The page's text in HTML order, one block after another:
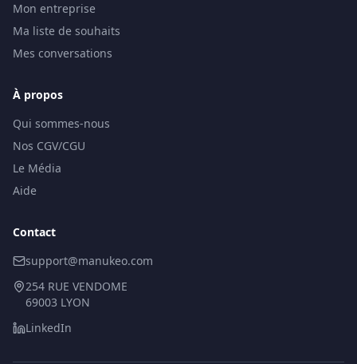
Mon entreprise
Ma liste de souhaits
Mes conversations
À propos
Qui sommes-nous
Nos CGV/CGU
Le Média
Aide
Contact
support@manukeo.com
254 RUE VENDOME
69003 LYON
LinkedIn